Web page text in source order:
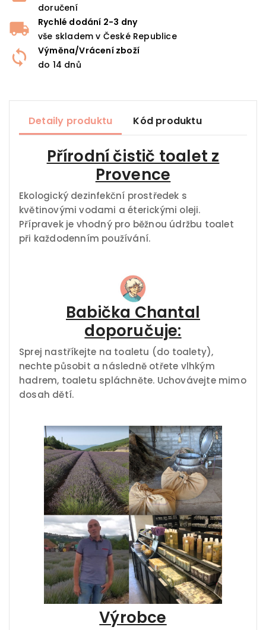
doručení
Rychlé dodání 2-3 dny
vše skladem v České Republice
Výměna/Vrácení zboží
do 14 dnů
Detaily produktu Kód produktu
Přírodní čistič toalet z
Provence
Ekologický dezinfekční prostředek s
květinovými vodami a éterickými oleji.
Přípravek je vhodný pro běžnou údržbu toalet
při každodenním používání.
Babička Chantal
doporučuje:
Sprej nastříkejte na toaletu (do toalety),
nechte působit a následně otřete vlhkým
hadrem, toaletu spláchněte. Uchovávejte mimo
dosah dětí.
Výrobce